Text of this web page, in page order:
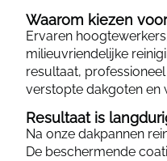
Waarom kiezen
Ervaren
milieuvriendelijke
resultaat,
verstopte dakgoten en
Resultaat is
Na onze dakpannen
De beschermende